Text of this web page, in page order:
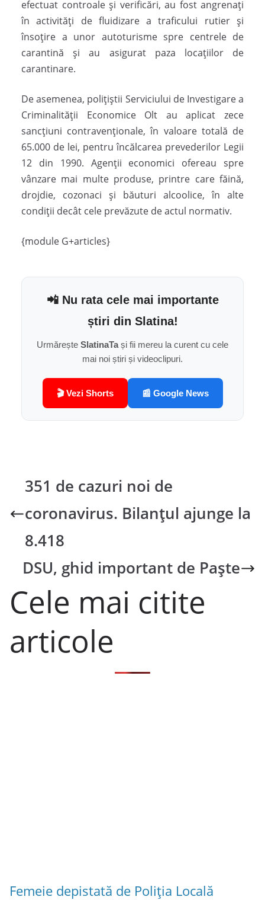
efectuat controale și verificări, au fost angrenați
în activități de fluidizare a traficului rutier și
însoțire a unor autoturisme spre centrele de
carantină și au asigurat paza locațiilor de
carantinare.
De asemenea, polițiștii Serviciului de Investigare a
Criminalității Economice Olt au aplicat zece
sancțiuni contravenționale, în valoare totală de
65.000 de lei, pentru încălcarea prevederilor Legii
12 din 1990. Agenții economici ofereau spre
vânzare mai multe produse, printre care făină,
drojdie, cozonaci și băuturi alcoolice, în alte
condiții decât cele prevăzute de actul normativ.
{module G+articles}
📲 Nu rata cele mai importante
știri din Slatina!
Urmărește SlatinaTași fii mereu la curent cu cele
mai noi știri și videoclipuri.
🎬 Vezi Shorts 📰 Google News
351 de cazuri noi de
coronavirus. Bilanțul ajunge la
8.418
DSU, ghid important de Paște
Cele mai citite
articole
Femeie depistată de Poliția Locală